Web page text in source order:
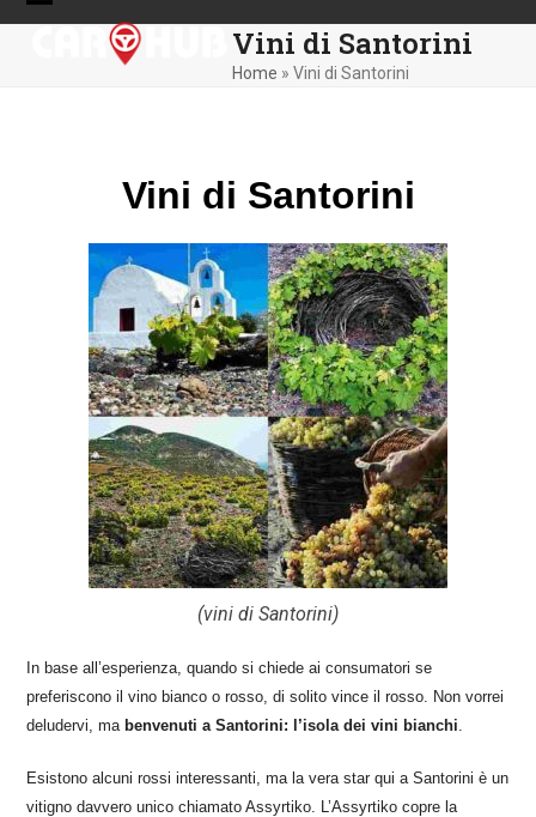
Skip
Open
Close
Vini di Santorini
Home »Vini di Santorini
Vini di Santorini
(vini di Santorini)
In base all’esperienza, quando si chiede ai consumatori se
preferiscono il vino bianco o rosso, di solito vince il rosso. Non vorrei
deludervi, ma benvenuti a Santorini: l’isola dei vini bianchi.
Esistono alcuni rossi interessanti, ma la vera star qui a Santorini è un
vitigno davvero unico chiamato Assyrtiko. L’Assyrtiko copre la